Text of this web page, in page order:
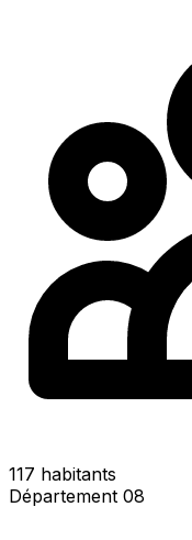
117 habitants
Département 08